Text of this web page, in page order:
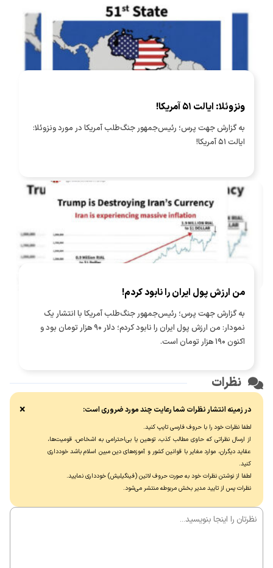
ونزوئلا: ایالت ۵۱ آمریکا!
به گزارش جهت پرس؛ رئیس‌جمهور جنگ‌طلب آمریکا در مورد ونزوئلا:
ایالت ۵۱ آمریکا!
من ارزش پول ایران را نابود کردم!
به گزارش جهت پرس؛ رئیس‌جمهور جنگ‌طلب آمریکا با انتشار یک
نمودار: من ارزش پول ایران را نابود کردم؛ دلار ۹۰ هزار تومان بود و
اکنون ۱۹۰ هزار تومان است.
نظرات
در زمینه انتشار نظرات شما رعایت چند مورد ضروری است:
لطفا نظرات خود را با حروف فارسی تایپ کنید.
از ارسال نظراتی که حاوی مطالب کذب، توهین یا بی‌احترامی به اشخاص، قومیت‌ها،
عقاید دیگران، موارد مغایر با قوانین کشور و آموزه‌های دین مبین اسلام باشد خودداری
کنید.
لطفا از نوشتن نظرات خود به صورت حروف لاتین (فینگیلیش) خودداری نماييد.
نظرات پس از تایید مدیر بخش مربوطه منتشر می‌شود.
×